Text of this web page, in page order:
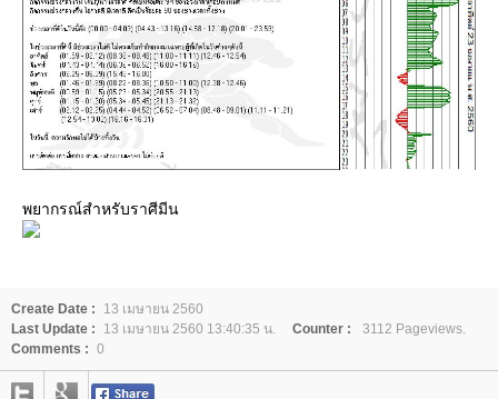
พยากรณ์สำหรับราศีมีน
Create Date :
13 เมษายน 2560
Last Update :
13 เมษายน 2560 13:40:35 น. Counter :
3112 Pageviews.
Comments : 0